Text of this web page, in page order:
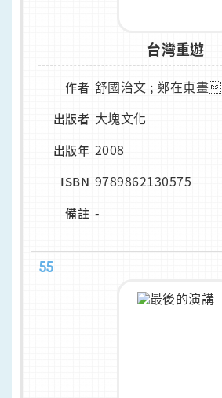
台灣重遊
作者 舒國治文 ; 鄭在東畫
出版者 大塊文化
出版年 2008
ISBN 9789862130575
備註 -
55